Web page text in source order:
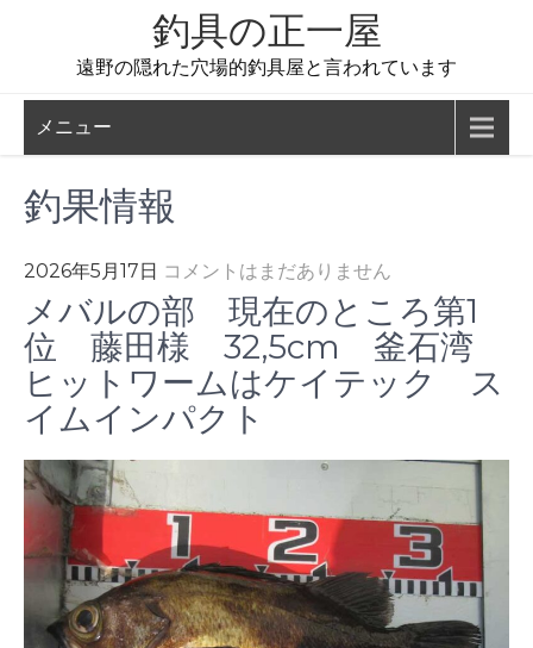
釣具の正一屋
遠野の隠れた穴場的釣具屋と言われています
メニュー
釣果情報
2026年5月17日 コメントはまだありません
メバルの部 現在のところ第1
位 藤田様 32,5cm 釜石湾
ヒットワームはケイテック ス
イムインパクト